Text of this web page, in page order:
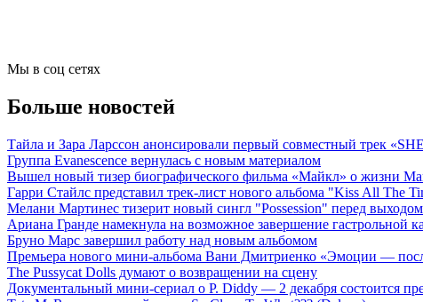
Мы в соц сетях
Больше новостей
Тайла и Зара Ларссон анонсировали первый совместный трек
Группа Evanescence вернулась с новым материалом
Вышел новый тизер биографического фильма «Майкл» о жизни
Гарри Стайлс представил трек-лист нового альбома "Kiss All The
Мелани Мартинес тизерит новый сингл "Possession" перед выходом
Ариана Гранде намекнула на возможное завершение гастрольной
Бруно Марс завершил работу над новым альбомом
Премьера нового мини-альбома Вани Дмитриенко «Эмоции —
The Pussycat Dolls думают о возвращении на сцену
Документальный мини-сериал о P. Diddy — 2 декабря состоится